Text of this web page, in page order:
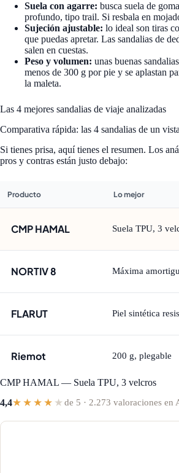
Suela con agarre: busca suela de
profundo, tipo trail. Si resbala en
Sujeción ajustable: lo ideal son tiras
que puedas apretar. Las sandalias de
salen en cuestas.
Peso y volumen: unas buenas
menos de 300 g por pie y se aplastan
la maleta.
Las 4 mejores sandalias de viaje analizadas
Comparativa rápida: las 4 sandalias de un
Si tienes prisa, aquí tienes el resumen. Los
pros y contras están justo debajo:
Producto Lo mejor
CMP HAMAL Suela TPU, 3
NORTIV 8 Máxima
FLARUT Piel sintética
Riemot 200 g, plegable
CMP HAMAL — Suela TPU, 3 velcros
4,4★★★★ ★ de 5 · 2.273 valoraciones en